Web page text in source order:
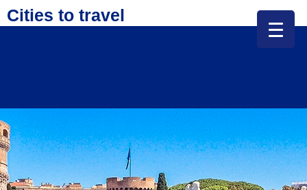
Cities to travel